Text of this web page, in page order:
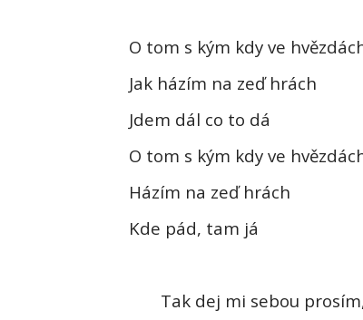
O tom s kým kdy ve
Jak házím na zeď hrách
Jdem dál co to dá
O tom s kým kdy ve
Házím na zeď hrách
Kde pád, tam já
Tak dej mi sebou